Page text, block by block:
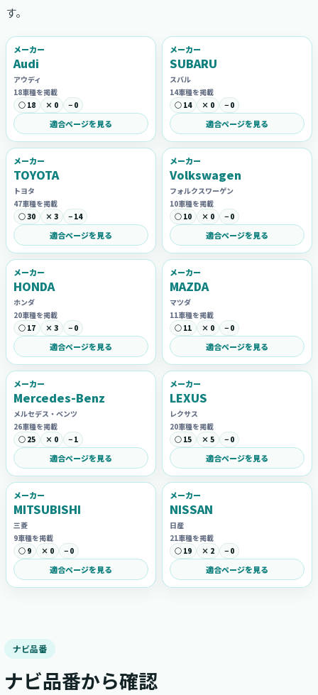
す。
メーカー
Audi
アウディ
18車種を掲載
○ 18
× 0 − 0
適合ページを見る
メーカー
SUBARU
スバル
14車種を掲載
○ 14
× 0 − 0
適合ページを見る
メーカー
TOYOTA
トヨタ
47車種を掲載
○ 30
× 3 − 14
適合ページを見る
メーカー
Volkswagen
フォルクスワーゲン
10車種を掲載
○ 10
× 0 − 0
適合ページを見る
メーカー
HONDA
ホンダ
20車種を掲載
○ 17
× 3 − 0
適合ページを見る
メーカー
MAZDA
マツダ
11車種を掲載
○ 11
× 0 − 0
適合ページを見る
メーカー
Mercedes-Benz
メルセデス・ベンツ
26車種を掲載
○ 25
× 0 − 1
適合ページを見る
メーカー
LEXUS
レクサス
20車種を掲載
○ 15
× 5 − 0
適合ページを見る
メーカー
MITSUBISHI
三菱
9車種を掲載
○ 9
× 0 − 0
適合ページを見る
メーカー
NISSAN
日産
21車種を掲載
○ 19
× 2 − 0
適合ページを見る
ナビ品番
ナビ品番から確認